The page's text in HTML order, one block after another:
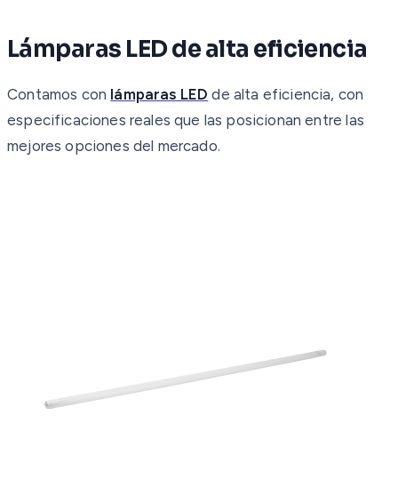
Lámparas LED de alta eficiencia
Contamos con lámparas LED de alta eficiencia, con
especificaciones reales que las posicionan entre las
mejores opciones del mercado.